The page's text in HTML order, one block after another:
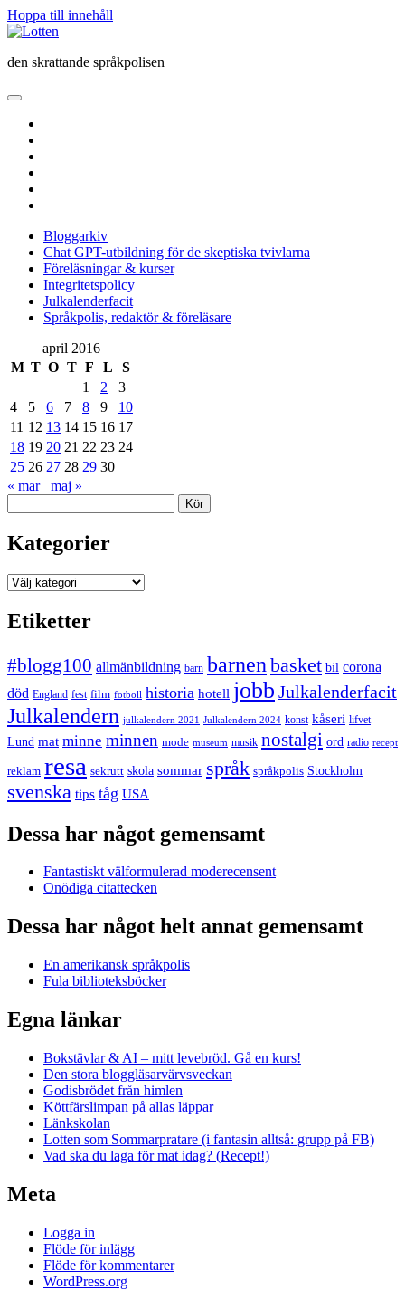
Hoppa till innehåll
Lotten
den skrattande språkpolisen
öppna
meny
Bloggarkiv
Chat GPT-utbildning för de skeptiska tvivlarna
Föreläsningar & kurser
Integritetspolicy
Julkalenderfacit
Språkpolis, redaktör & föreläsare
Sidopanel
april 2016
M T O T F L
S
1
2
3
4
5 6 7 8 9
10
11 12 13 14 15 16 17
18 19 20 21 22 23 24
25 26 27 28 29 30
« mar
maj »
Kategorier
Kategorier
Etiketter
#blogg100 allmänbildning barn barnen basket bil corona
död England fest film fotboll historia hotell jobb Julkalenderfacit
Julkalendern julkalendern 2021 Julkalendern 2024 konst kåseri lifvet
Lund mat minne minnen mode museum musik nostalgi ord radio recept
reklam resa sekrutt skola sommar språk språkpolis Stockholm
svenska tips tåg USA
Dessa har något gemensamt
Fantastiskt välformulerad moderecensent
Onödiga citattecken
Dessa har något helt annat gemensamt
En amerikansk språkpolis
Fula biblioteksböcker
Egna länkar
Bokstävlar & AI – mitt levebröd. Gå en kurs!
Den stora bloggläsarvärvsveckan
Godisbrödet från himlen
Köttfärslimpan på allas läppar
Länkskolan
Lotten som Sommarpratare (i fantasin alltså: grupp på FB)
Vad ska du laga för mat idag? (Recept!)
Meta
Logga in
Flöde för inlägg
Flöde för kommentarer
WordPress.org